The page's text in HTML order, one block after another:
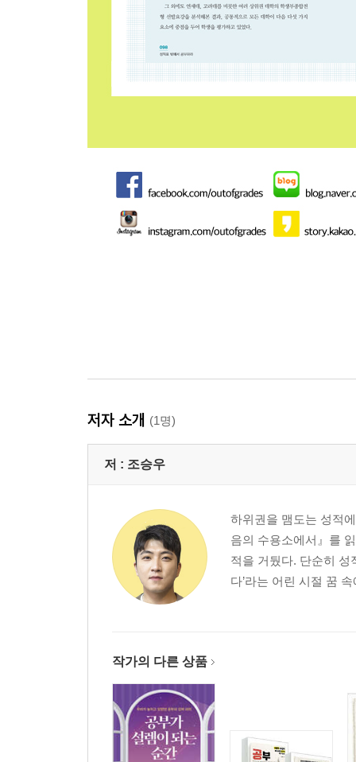
저자 소개 (1명)
저 : 조승우
하위권을 맴도는 성적
음의 수용소에서』를
적을 거뒀다. 단순히 성
다’라는 어린 시절 꿈
작가의 다른 상품